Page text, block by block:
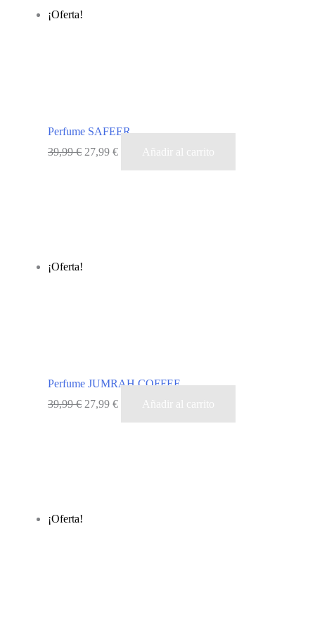
¡Oferta!
Perfume SAFEER
39,99€ El
27,99 €El
precio
Añadir al carrito
¡Oferta!
Perfume JUMRAH COFFEE
39,99€ El
27,99 €El
precio
Añadir al carrito
¡Oferta!